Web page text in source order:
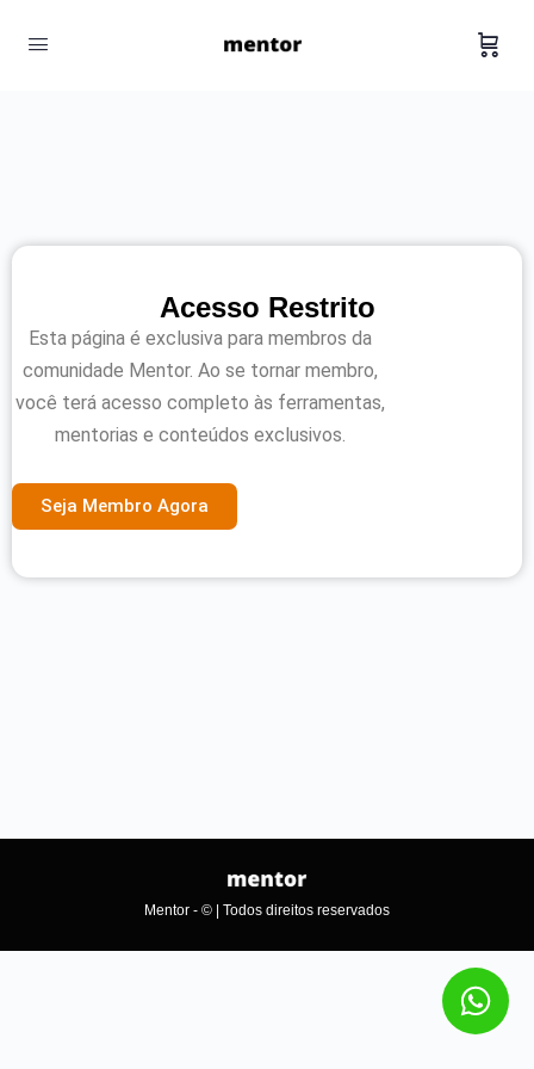
Acesso Restrito
Esta página é exclusiva para membros da
comunidade Mentor. Ao se tornar membro,
você terá acesso completo às ferramentas,
mentorias e conteúdos exclusivos.
Seja Membro Agora
Mentor - © | Todos direitos reservados